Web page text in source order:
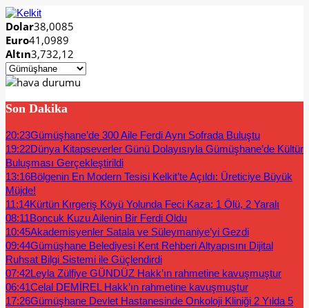
Dolar38,0085
Euro41,0989
Altın3,732,12
Son Dakika
20:23Gümüşhane’de 300 Aile Ferdi Aynı Sofrada Buluştu
19:22Dünya Kitapseverler Günü Dolayısıyla Gümüşhane’de Kültür
Buluşması Gerçekleştirildi
13:16Bölgenin En Modern Tesisi Kelkit’te Açıldı: Üreticiye Büyük
Müjde!
11:14Kürtün Kırgeriş Köyü Yolunda Feci Kaza: 1 Ölü, 2 Yaralı
08:11Boncuk Kuzu Ailenin Bir Ferdi Oldu
10:45Akademisyenler Satala ve Süleymaniye’yi Gezdi
09:44Gümüşhane Belediyesi Kent Rehberi Altyapısını Dijital
Ruhsat Bilgi Sistemi ile Güçlendirdi
07:42Leyla Zülfiye GÜNDÜZ Hakk’ın rahmetine kavuşmuştur
06:41Celal DEMİREL Hakk’ın rahmetine kavuşmuştur
17:26Gümüşhane Devlet Hastanesinde Onkoloji Kliniği 2 Yılda 5